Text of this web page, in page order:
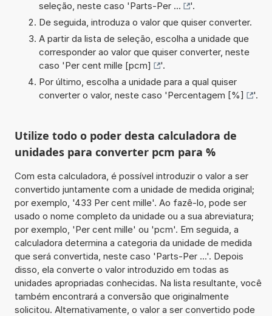
seleção, neste caso 'Parts-Per ...
'.
De seguida, introduza o valor que quiser converter.
A partir da lista de seleção, escolha a unidade que
corresponder ao valor que quiser converter, neste
caso 'Per cent mille [pcm]
'.
Por último, escolha a unidade para a qual quiser
converter o valor, neste caso 'Percentagem [%] '.
Utilize todo o poder desta calculadora de
unidades para converter pcm para %
Com esta calculadora, é possível introduzir o valor a ser
convertido juntamente com a unidade de medida original;
por exemplo, '433 Per cent mille'. Ao fazê-lo, pode ser
usado o nome completo da unidade ou a sua abreviatura;
por exemplo, 'Per cent mille' ou 'pcm'. Em seguida, a
calculadora determina a categoria da unidade de medida
que será convertida, neste caso 'Parts-Per ...'. Depois
disso, ela converte o valor introduzido em todas as
unidades apropriadas conhecidas. Na lista resultante, você
também encontrará a conversão que originalmente
solicitou. Alternativamente, o valor a ser convertido pode